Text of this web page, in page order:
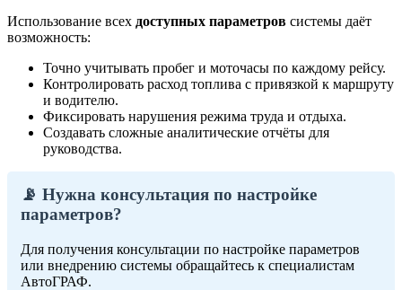
Использование всех доступных параметров системы даёт
возможность:
Точно учитывать пробег и моточасы по каждому рейсу.
Контролировать расход топлива с привязкой к маршруту
и водителю.
Фиксировать нарушения режима труда и отдыха.
Создавать сложные аналитические отчёты для
руководства.
📡 Нужна консультация по настройке
параметров?
Для получения консультации по настройке параметров
или внедрению системы обращайтесь к специалистам
АвтоГРАФ.